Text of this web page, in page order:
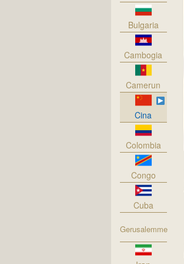
Bulgaria
Cambogia
Camerun
Cina
Colombia
Congo
Cuba
Gerusalemme